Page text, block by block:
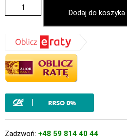
Dodaj do koszyka
Zadzwoń: +48 59 814 40 44